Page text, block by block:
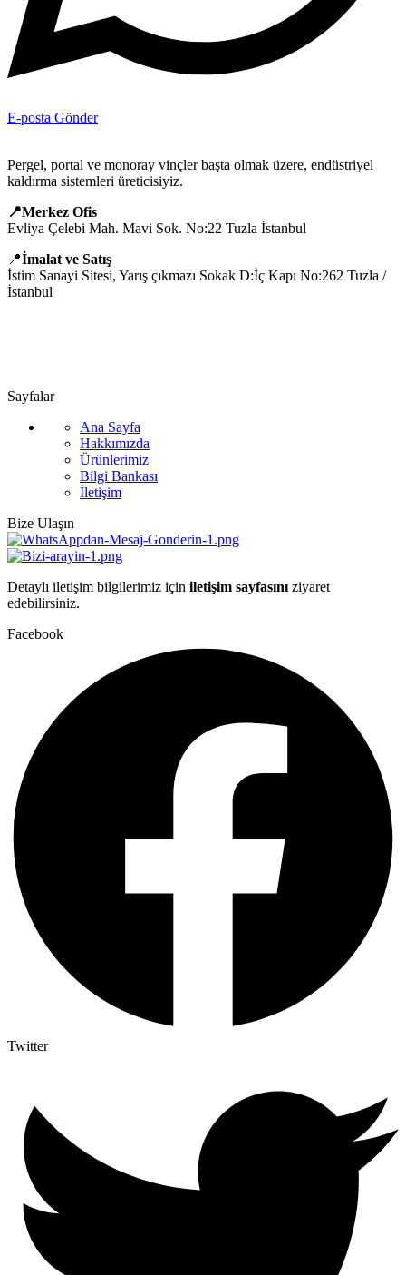
E-posta Gönder
Pergel, portal ve monoray vinçler başta olmak üzere, endüstriyel
kaldırma sistemleri üreticisiyiz.
📍Merkez Ofis
Evliya Çelebi Mah. Mavi Sok. No:22 Tuzla İstanbul
📍İmalat ve Satış
İstim Sanayi Sitesi, Yarış çıkmazı Sokak D:İç Kapı No:262 Tuzla /
İstanbul
Sayfalar
Ana Sayfa
Hakkımızda
Ürünlerimiz
Bilgi Bankası
İletişim
Bize Ulaşın
Detaylı iletişim bilgilerimiz için iletişim sayfasını ziyaret
edebilirsiniz.
Facebook
Twitter